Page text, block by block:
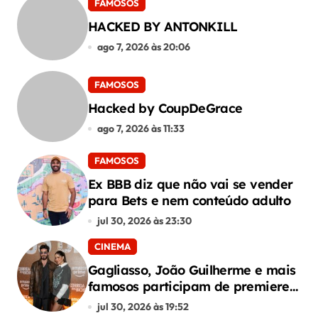
s
t
FAMOSOS
HACKED BY ANTONKILL
ago 7, 2026 às 20:06
FAMOSOS
Hacked by CoupDeGrace
ago 7, 2026 às 11:33
FAMOSOS
Ex BBB diz que não vai se vender
para Bets e nem conteúdo adulto
jul 30, 2026 às 23:30
CINEMA
Gagliasso, João Guilherme e mais
famosos participam de premiere
de “Corrida dos Bichos”
jul 30, 2026 às 19:52